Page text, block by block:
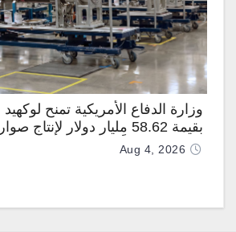
وزارة الدفاع الأمريكية تمنح
المطوّرة دعماً لـ “ترسانة الحرية”
Aug 4, 2026